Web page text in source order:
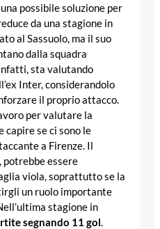
possibile soluzione per
da una stagione in
al Sassuolo, ma il suo
dalla squadra
sta valutando
Inter, considerandolo
il proprio attacco.
per valutare la
capire se ci sono le
a Firenze. Il
potrebbe essere
viola, soprattutto se la
un ruolo importante
stagione in
segnando 11 gol.